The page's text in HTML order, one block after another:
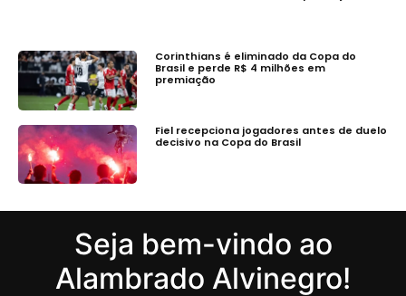
Corinthians é eliminado da Copa do
Brasil e perde R$ 4 milhões em
premiação
Fiel recepciona jogadores antes de duelo
decisivo na Copa do Brasil
Seja bem-vindo ao
Alambrado Alvinegro!